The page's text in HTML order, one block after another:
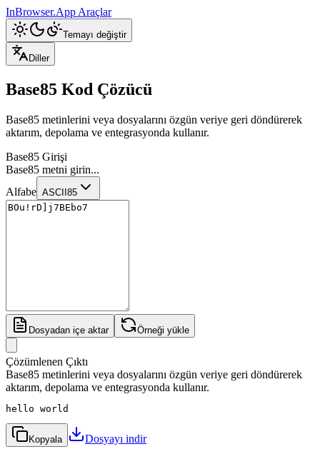
InBrowser.App Araçlar
Temayı değiştir
Diller
Base85 Kod Çözücü
Base85 metinlerini veya dosyalarını özgün veriye geri döndürerek
aktarım, depolama ve entegrasyonda kullanır.
Base85 Girişi
Base85 metni girin...
Alfabe ASCII85
Dosyadan içe aktar Örneği yükle
Çözümlenen Çıktı
Base85 metinlerini veya dosyalarını özgün veriye geri döndürerek
aktarım, depolama ve entegrasyonda kullanır.
hello world
Kopyala Dosyayı indir